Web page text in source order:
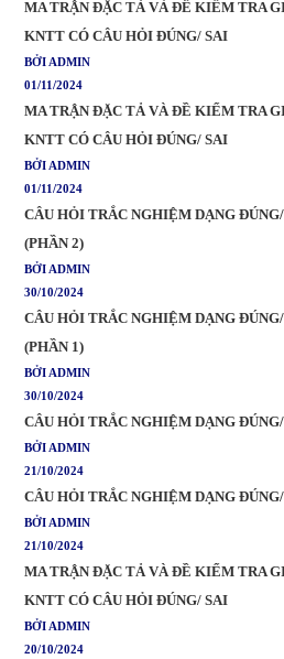
MA TRẬN ĐẶC TẢ VÀ ĐỀ KIỂM TRA
KNTT CÓ CÂU HỎI ĐÚNG/ SAI
BỞI ADMIN
01/11/2024
MA TRẬN ĐẶC TẢ VÀ ĐỀ KIỂM TRA
KNTT CÓ CÂU HỎI ĐÚNG/ SAI
BỞI ADMIN
01/11/2024
CÂU HỎI TRẮC NGHIỆM DẠNG
(PHẦN 2)
BỞI ADMIN
30/10/2024
CÂU HỎI TRẮC NGHIỆM DẠNG
(PHẦN 1)
BỞI ADMIN
30/10/2024
CÂU HỎI TRẮC NGHIỆM DẠNG
BỞI ADMIN
21/10/2024
CÂU HỎI TRẮC NGHIỆM DẠNG
BỞI ADMIN
21/10/2024
MA TRẬN ĐẶC TẢ VÀ ĐỀ KIỂM TRA
KNTT CÓ CÂU HỎI ĐÚNG/ SAI
BỞI ADMIN
20/10/2024